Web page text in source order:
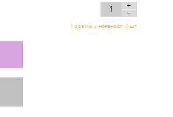
+
-
1 розмір у наявності 4 шт